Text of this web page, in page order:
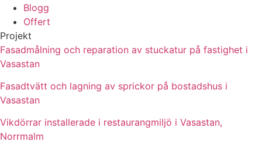
Blogg
Offert
Projekt
Fasadmålning och reparation av stuckatur på fastighet i
Vasastan
Fasadtvätt och lagning av sprickor på bostadshus i
Vasastan
Vikdörrar installerade i restaurangmiljö i Vasastan,
Norrmalm